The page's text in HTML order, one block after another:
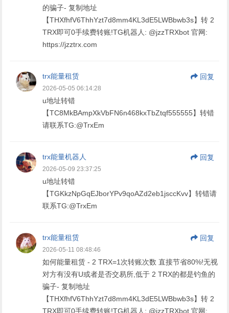
的骗子- 复制地址
【THXfhfV6ThhYzt7d8mm4KL3dE5LWBbwb3s】转 2
TRX即可0手续费转账!TG机器人: @jzzTRXbot 官网:
https://jzztrx.com
trx能量租赁 回复
2026-05-05 06:14:28
u地址转错
【TC8MkBAmpXkVbFN6n468kxTbZtqf555555】转错
请联系TG:@TrxEm
trx能量机器人 回复
2026-05-09 23:37:25
u地址转错
【TGKkzNpGqEJborYPv9qoAZd2eb1jsccKvv】转错请
联系TG:@TrxEm
trx能量租赁 回复
2026-05-11 08:48:46
如何能量租赁 - 2 TRX=1次转账次数 直接节省80%!无视
对方有没有U或者是否交易所,低于 2 TRX的都是钓鱼的
骗子- 复制地址
【THXfhfV6ThhYzt7d8mm4KL3dE5LWBbwb3s】转 2
TRX即可0手续费转账!TG机器人: @jzzTRXbot 官网: